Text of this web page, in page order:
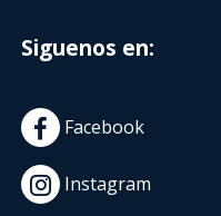
Siguenos en:
Facebook
Instagram